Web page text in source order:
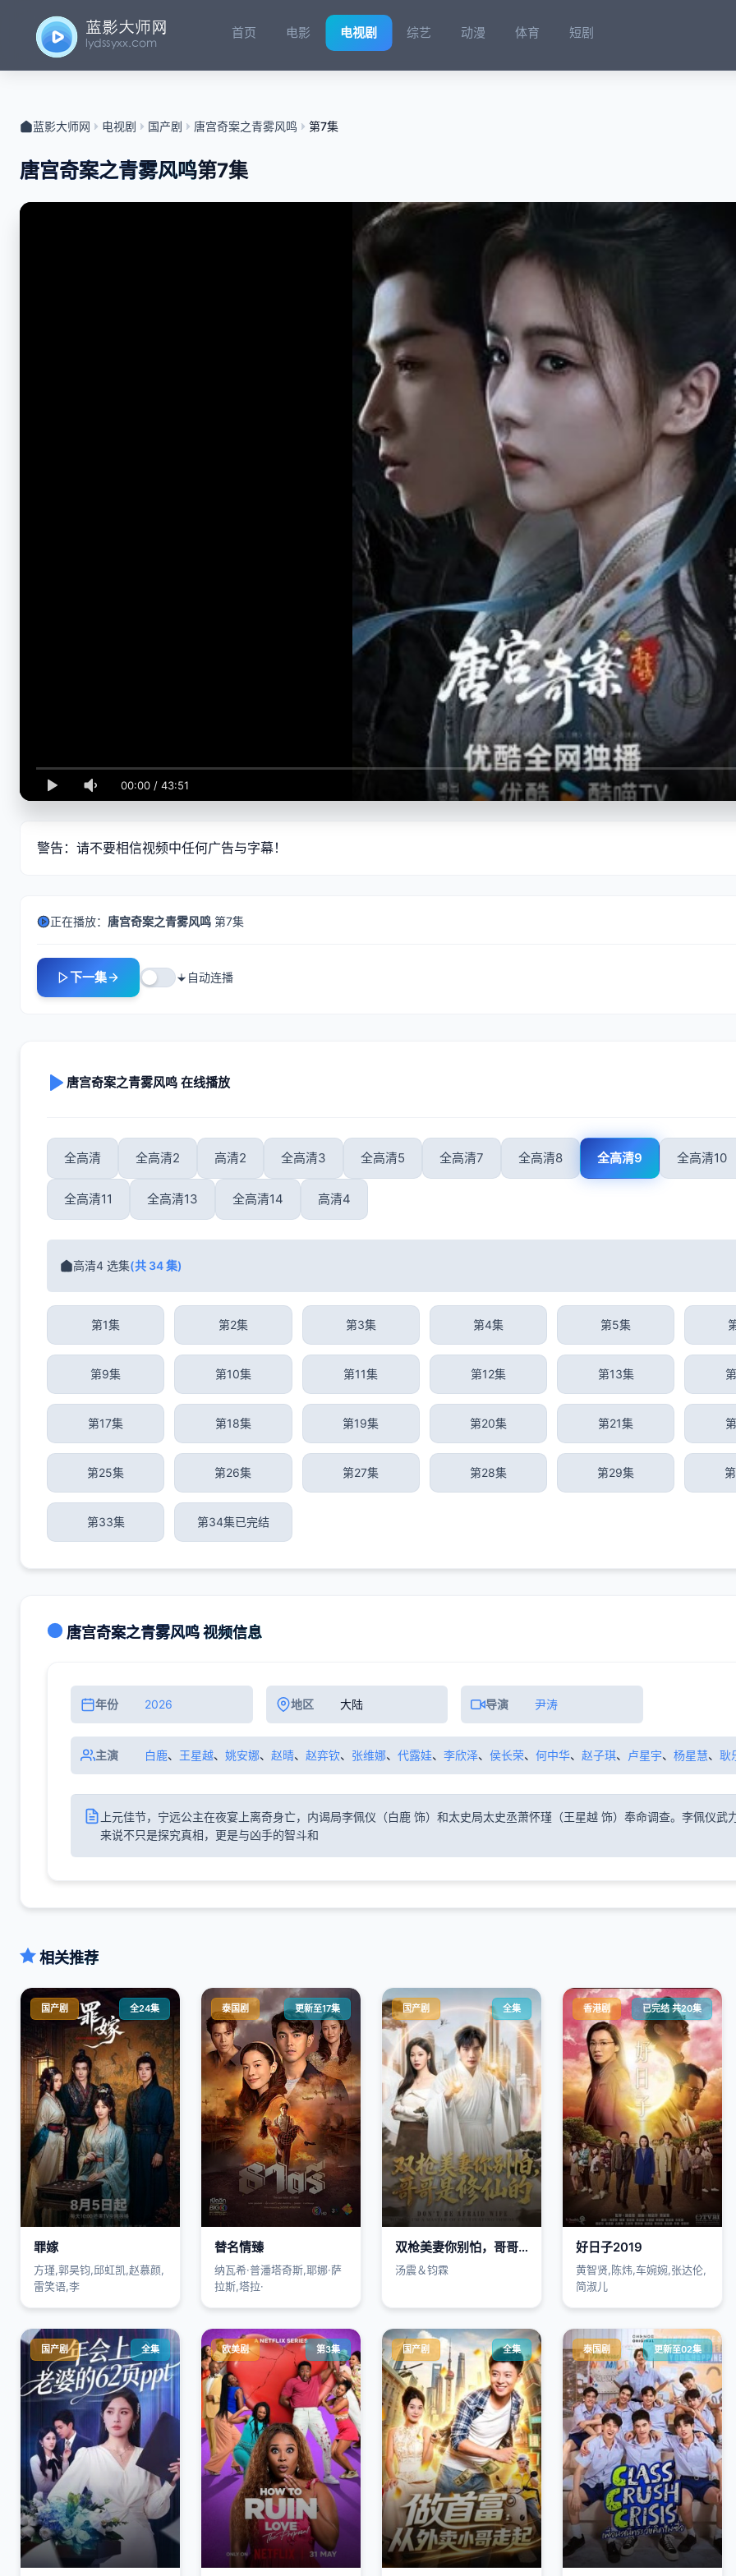
首页 电影 电视剧 综艺 动漫 体育 短剧
蓝影大师网 电视剧 国产剧 唐宫奇案之青雾风鸣 第7集
唐宫奇案之青雾风鸣第7集
00:00 / 43:51
警告：请不要相信视频中任何广告与字幕！
正在播放： 唐宫奇案之青雾风鸣 第7集
下一集 自动连播
唐宫奇案之青雾风鸣 在线播放
全高清 全高清2 高清2 全高清3 全高清5 全高清7 全高清8 全高清9 全高清10
全高清11 全高清13 全高清14 高清4
高清4 选集(共 34 集)
第1集 第2集 第3集 第4集 第5集
第9集 第10集 第11集 第12集 第13集
第17集 第18集 第19集 第20集 第21集
第25集 第26集 第27集 第28集 第29集
第33集 第34集已完结
唐宫奇案之青雾风鸣 视频信息
年份 2026 地区 大陆 导演 尹涛
主演 白鹿、 王星越、 姚安娜、 赵晴、 赵弈钦、 张维娜、 代露娃、 李欣泽、 侯长荣、 何中华、 赵子琪、 卢星宇、 杨星慧、 耿
上元佳节，宁远公主在夜宴上离奇身亡，内谒局李佩仪（白鹿 饰）和太史局太史丞萧怀瑾（王星越 饰）奉命调查。李佩仪
来说不只是探究真相，更是与凶手的智斗和
相关推荐
国产剧 全24集
罪嫁
方瑾,郭昊钧,邱虹凯,赵慕颜,
雷笑语,李
泰国剧 更新至17集
替名情臻
纳瓦希·普潘塔奇斯,耶娜·萨
拉斯,塔拉·
国产剧 全集
双枪美妻你别怕，哥哥是修仙的
汤震＆钧霖
香港剧 已完结 共20集
好日子2019
黄智贤,陈炜,车婉婉,张达伦,
简淑儿
国产剧 全集 欧美剧 第3集 国产剧 全集 泰国剧 更新至02集